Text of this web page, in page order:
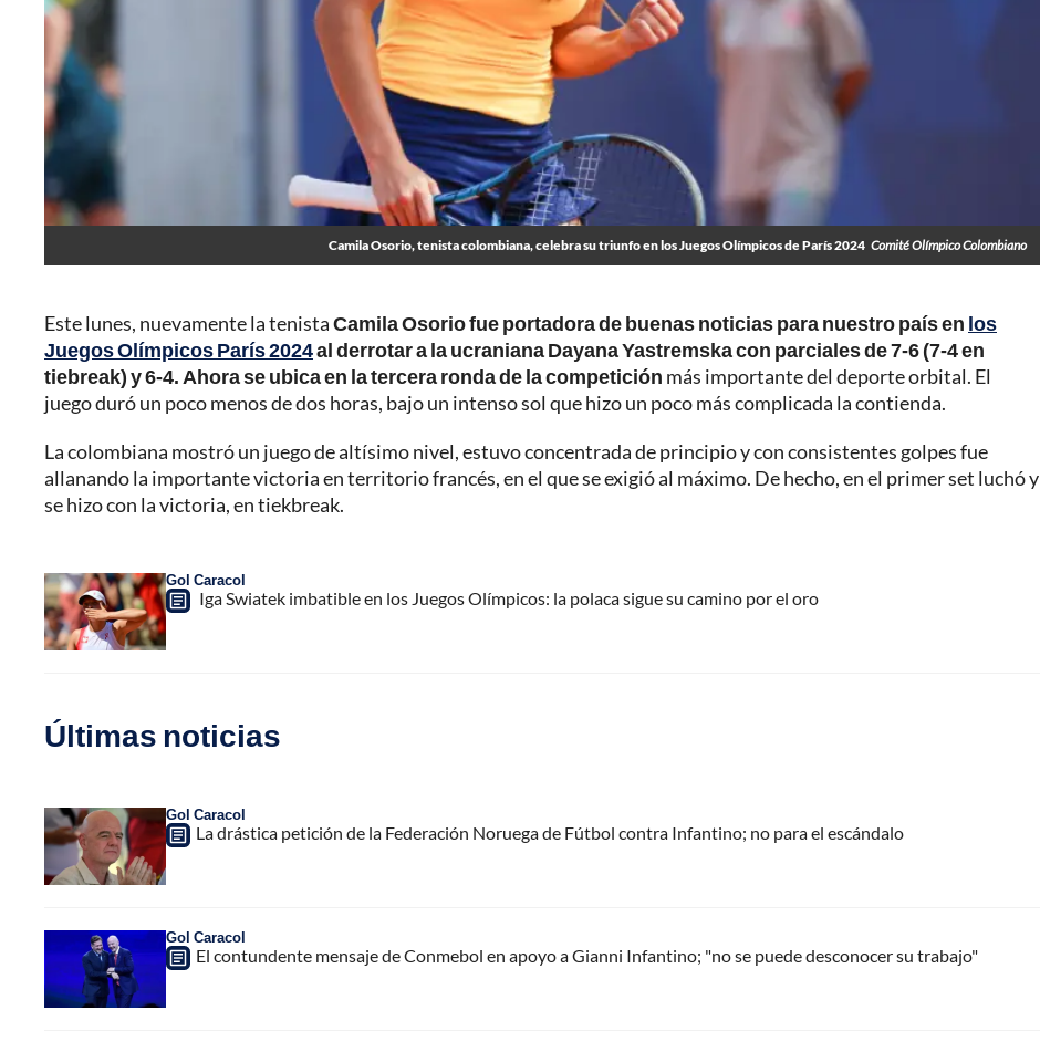
Camila Osorio, tenista colombiana, celebra su triunfo en los Juegos Olímpicos de París 2024 Comité Olímpico Colombiano
Este lunes, nuevamente la tenistaCamila Osorio fue portadora de buenas noticias para nuestro país en los
Juegos Olímpicos París 2024al derrotar a la ucraniana Dayana Yastremska con parciales de 7-6 (7-4 en
tiebreak) y 6-4. Ahora se ubica en la tercera ronda de la competición más importante del deporte orbital. El
juego duró un poco menos de dos horas, bajo un intenso sol que hizo un poco más complicada la contienda.
La colombiana mostró un juego de altísimo nivel, estuvo concentrada de principio y con consistentes golpes fue
allanando la importante victoria en territorio francés, en el que se exigió al máximo. De hecho, en el primer set luchó y
se hizo con la victoria, en tiekbreak.
Gol Caracol
Iga Swiatek imbatible en los Juegos Olímpicos: la polaca sigue su camino por el oro
Últimas noticias
Gol Caracol
La drástica petición de la Federación Noruega de Fútbol contra Infantino; no para el escándalo
Gol Caracol
El contundente mensaje de Conmebol en apoyo a Gianni Infantino; "no se puede desconocer su trabajo"